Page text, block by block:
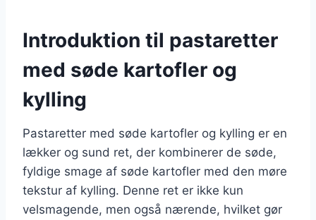
Introduktion til pastaretter
med søde kartofler og
kylling
Pastaretter med søde kartofler og kylling er en
lækker og sund ret, der kombinerer de søde,
fyldige smage af søde kartofler med den møre
tekstur af kylling. Denne ret er ikke kun
velsmagende, men også nærende, hvilket gør